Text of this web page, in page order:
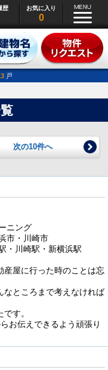
歴 お気に入り
0
戸
次の10件へ
ニング
市・川崎市
・川崎駅・新横浜駅
産屋に行った時のことは忘
なところまで考えなければ
す。
お伝えできるよう頑張り